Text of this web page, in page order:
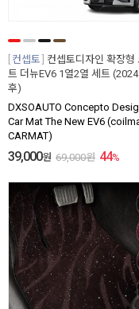
컨셉토
컨셉토디자인 확장형
트 더뉴EV6 1열2열 세트
후)
DXSOAUTO Concepto
Car Mat The New EV6
CARMAT)
39,000원 69,000원 44%